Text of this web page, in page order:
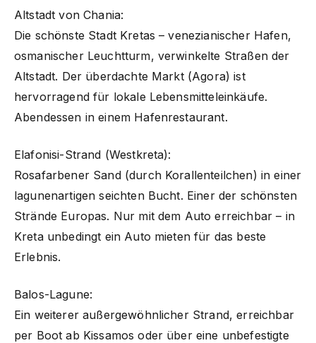
Altstadt von Chania:
Die schönste Stadt Kretas – venezianischer Hafen,
osmanischer Leuchtturm, verwinkelte Straßen der
Altstadt. Der überdachte Markt (Agora) ist
hervorragend für lokale Lebensmitteleinkäufe.
Abendessen in einem Hafenrestaurant.
Elafonisi-Strand (Westkreta):
Rosafarbener Sand (durch Korallenteilchen) in einer
lagunenartigen seichten Bucht. Einer der schönsten
Strände Europas. Nur mit dem Auto erreichbar – in
Kreta unbedingt ein Auto mieten für das beste
Erlebnis.
Balos-Lagune:
Ein weiterer außergewöhnlicher Strand, erreichbar
per Boot ab Kissamos oder über eine unbefestigte